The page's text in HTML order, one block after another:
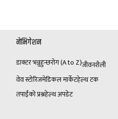
नेभिगेशन
डाक्टर भन्नुहुन्छरोग (A to Z)जीवनशैली
वेव स्टोरिजमेडिकल मार्केटहेल्थ टक
तपाईंको प्रश्नहेल्थ अपडेट